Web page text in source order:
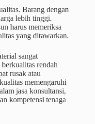
Barang dengan
lebih tinggi.
harus memeriksa
yang ditawarkan.
sangat
rendah
rusak atau
memengaruhi
jasa konsultansi,
kompetensi tenaga